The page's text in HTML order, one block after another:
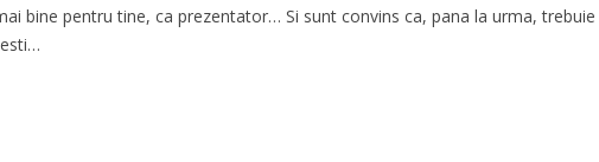
bine pentru tine, ca prezentator… Si sunt convins ca, pana la urma, trebuie